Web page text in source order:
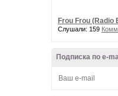
Frou Frou (Radio
Слушали: 159
Подписка по e-